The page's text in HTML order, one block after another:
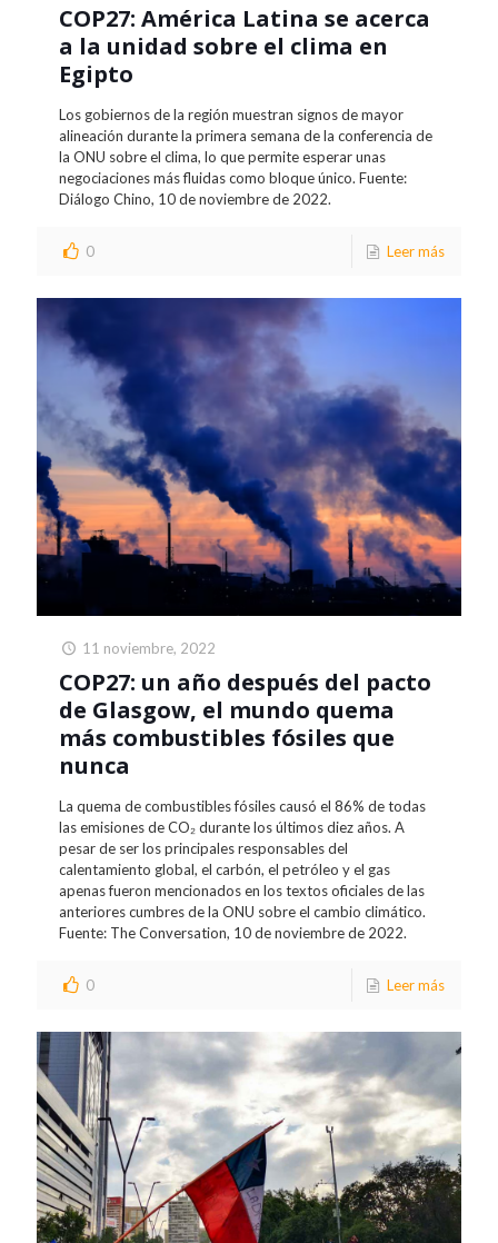
COP27: América Latina se acerca
a la unidad sobre el clima en
Egipto
Los gobiernos de la región muestran signos de mayor
alineación durante la primera semana de la conferencia de
la ONU sobre el clima, lo que permite esperar unas
negociaciones más fluidas como bloque único. Fuente:
Diálogo Chino, 10 de noviembre de 2022.
0 Leer más
11 noviembre, 2022
COP27: un año después del pacto
de Glasgow, el mundo quema
más combustibles fósiles que
nunca
La quema de combustibles fósiles causó el 86% de todas
las emisiones de CO₂ durante los últimos diez años. A
pesar de ser los principales responsables del
calentamiento global, el carbón, el petróleo y el gas
apenas fueron mencionados en los textos oficiales de las
anteriores cumbres de la ONU sobre el cambio climático.
Fuente: The Conversation, 10 de noviembre de 2022.
0 Leer más